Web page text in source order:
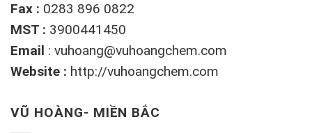
Fax : 0283 896 0822
MST : 3900441450
Email : vuhoang@vuhoangchem.com
Website : http://vuhoangchem.com
VŨ HOÀNG- MIỀN BẮC